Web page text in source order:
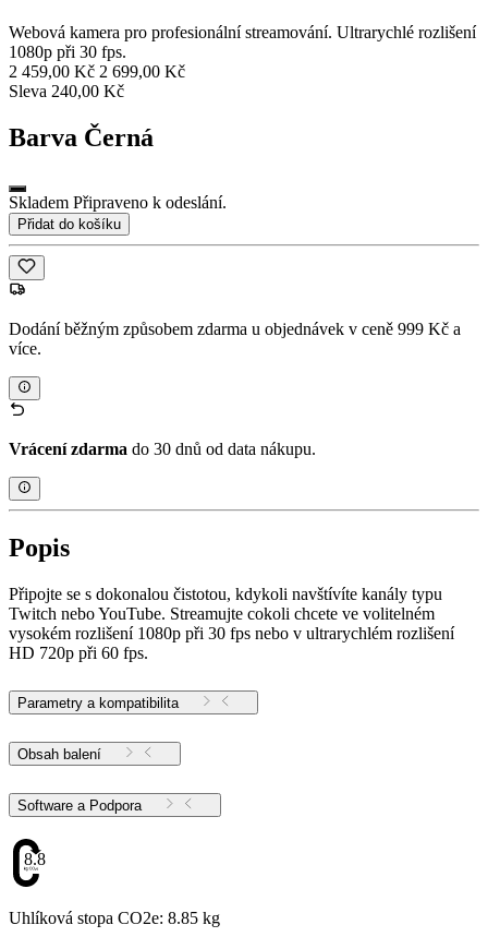
Webová kamera pro profesionální streamování. Ultrarychlé rozlišení
1080p při 30 fps.
2 459,00 Kč 2 699,00 Kč
Sleva 240,00 Kč
Barva Černá
Skladem Připraveno k odeslání.
Přidat do košíku
Dodání běžným způsobem zdarma u objednávek v ceně 999 Kč a
více.
Vrácení zdarma do 30 dnů od data nákupu.
Popis
Připojte se s dokonalou čistotou, kdykoli navštívíte kanály typu
Twitch nebo YouTube. Streamujte cokoli chcete ve volitelném
vysokém rozlišení 1080p při 30 fps nebo v ultrarychlém rozlišení
HD 720p při 60 fps.
Parametry a kompatibilita
Obsah balení
Software a Podpora
8.85
Uhlíková stopa CO2e: 8.85 kg